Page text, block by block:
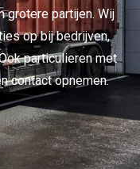
grotere partijen. Wij
op bij bedrijven,
particulieren met
contact opnemen.